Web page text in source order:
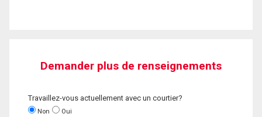
Demander plus de renseignements
Travaillez-vous actuellement avec un courtier?
Non Oui